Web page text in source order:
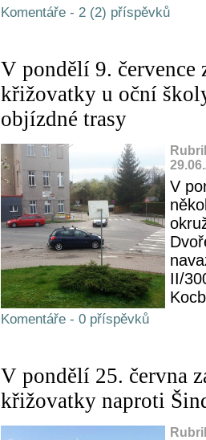
Komentáře - 2 (2) příspěvků
V pondělí 9. července
křižovatky u oční
objízdné trasy
V
II/
Komentáře - 0 příspěvků
V pondělí 25. června
křižovatky naproti